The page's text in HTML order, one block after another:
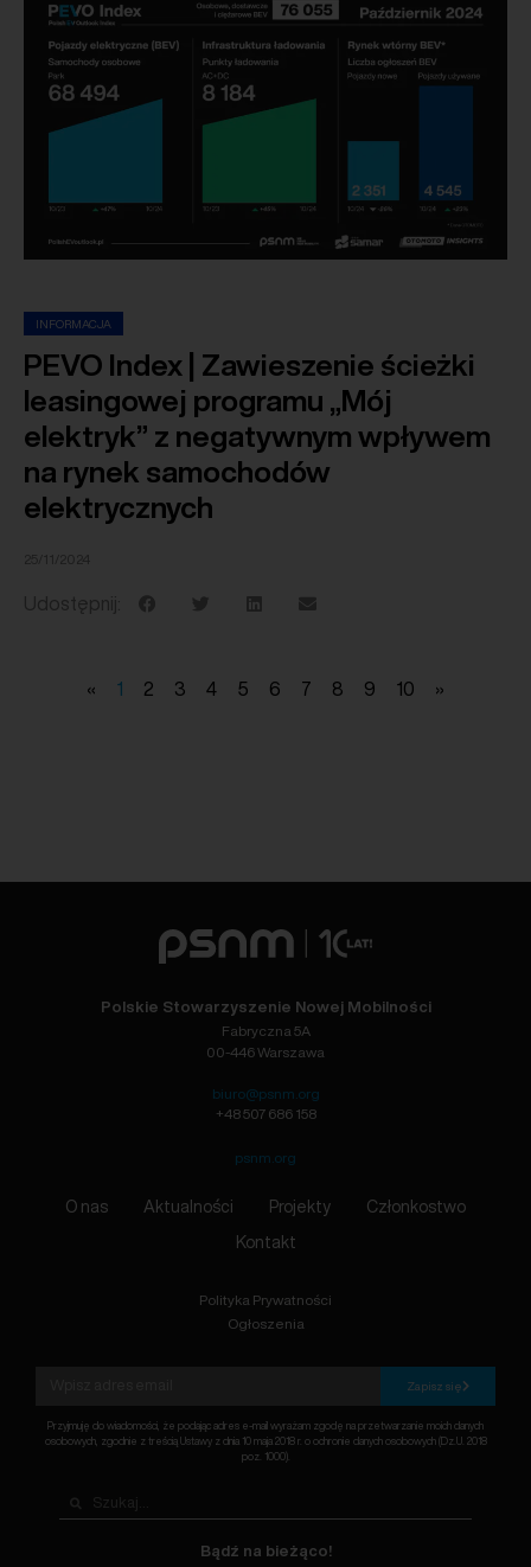
INFORMACJA
PEVO Index | Zawieszenie ścieżki
leasingowej programu „Mój
elektryk” z negatywnym wpływem
na rynek samochodów
elektrycznych
25/11/2024
Udostępnij:
« 1 2 3 4 5 6 7 8 9 10 »
Polskie Stowarzyszenie Nowej Mobilności
Fabryczna 5A
00-446 Warszawa
biuro@psnm.org
+48 507 686 158
psnm.org
O nas Aktualności Projekty Członkostwo
Kontakt
Polityka Prywatności
Ogłoszenia
Zapisz się
Przyjmuję do wiadomości, że podając adres e-mail wyrażam zgodę na przetwarzanie moich danych
osobowych, zgodnie z treścią Ustawy z dnia 10 maja 2018 r. o ochronie danych osobowych (Dz.U. 2018
poz. 1000).
Bądź na bieżąco!